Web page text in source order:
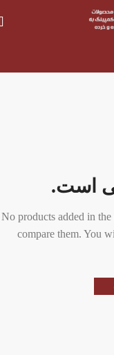
است.
No products added in
compare them. You